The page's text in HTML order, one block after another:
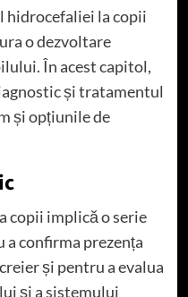
la copii
o dezvoltare
În acest capitol,
și tratamentul
și opțiunile de
copii implică o serie
confirma prezența
și pentru a evalua
și a sistemului